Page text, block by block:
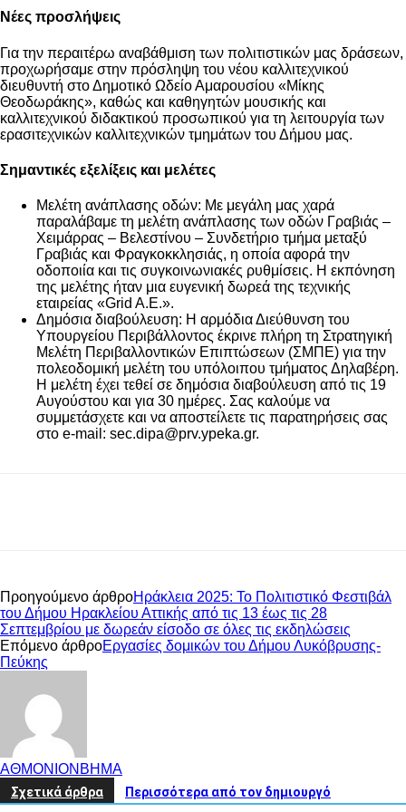
Νέες προσλήψεις
Για την περαιτέρω αναβάθμιση των πολιτιστικών μας δράσεων,
προχωρήσαμε στην πρόσληψη του νέου καλλιτεχνικού
διευθυντή στο Δημοτικό Ωδείο Αμαρουσίου «Μίκης
Θεοδωράκης», καθώς και καθηγητών μουσικής και
καλλιτεχνικού διδακτικού προσωπικού για τη λειτουργία των
ερασιτεχνικών καλλιτεχνικών τμημάτων του Δήμου μας.
Σημαντικές εξελίξεις και μελέτες
Μελέτη ανάπλασης οδών: Με μεγάλη μας χαρά
παραλάβαμε τη μελέτη ανάπλασης των οδών Γραβιάς –
Χειμάρρας – Βελεστίνου – Συνδετήριο τμήμα μεταξύ
Γραβιάς και Φραγκοκκλησιάς, η οποία αφορά την
οδοποιία και τις συγκοινωνιακές ρυθμίσεις. Η εκπόνηση
της μελέτης ήταν μια ευγενική δωρεά της τεχνικής
εταιρείας «Grid A.E.».
Δημόσια διαβούλευση: Η αρμόδια Διεύθυνση του
Υπουργείου Περιβάλλοντος έκρινε πλήρη τη Στρατηγική
Μελέτη Περιβαλλοντικών Επιπτώσεων (ΣΜΠΕ) για την
πολεοδομική μελέτη του υπόλοιπου τμήματος Δηλαβέρη.
Η μελέτη έχει τεθεί σε δημόσια διαβούλευση από τις 19
Αυγούστου και για 30 ημέρες. Σας καλούμε να
συμμετάσχετε και να αποστείλετε τις παρατηρήσεις σας
στο e-mail: sec.dipa@prv.ypeka.gr.
Προηγούμενο άρθροΗράκλεια 2025: Το Πολιτιστικό Φεστιβάλ
του Δήμου Ηρακλείου Αττικής από τις 13 έως τις 28
Σεπτεμβρίου με δωρεάν είσοδο σε όλες τις εκδηλώσεις
Επόμενο άρθροΕργασίες δομικών του Δήμου Λυκόβρυσης-
Πεύκης
ΑΘΜΟΝΙΟΝΒΗΜΑ
Σχετικά άρθρα Περισσότερα από τον δημιουργό